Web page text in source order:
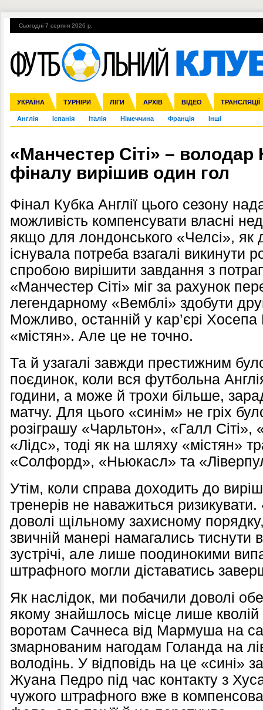
Сьогодні 7 серпня 2026 р.
УКРАЇНА ТУРНІРИ ЛІГИ АРХІВ ВІДЕО ТРАНСЛЯЦІЇ
Збірна Прем'єр-ліга Перша ліга Друга ліга Кубок України
Ліга чемпіонів Ліга Європи Міжнародні Ліга націй Ліга
Англія Іспанія Італія Німеччина Франція Інші
ЧС-2014 ЄВРО-2016 Росія Кубок конфедерацій ЧЄ-2015 (U-
Гарячі теми УПЛ, 1-й тур ВІЙНА УПЛ-ПЕРЕХОДИ
«Манчестер Сіті» – володар
фіналу вирішив один гол
Фінал Кубка Англії цього сезону
можливість компенсувати власні
якщо для лондонського «Челсі», як
існувала потреба взагалі викинути
спробою вирішити завдання з
«Манчестер Сіті» міг за рахунок
легендарному «Вемблі» здобути
Можливо, останній у кар’єрі Хосепа
«містян». Але це не точно.
Та й узагалі завжди престижним
поєдинок, коли вся футбольна
години, а може й трохи більше,
матчу. Для цього «синім» не гріх
розіграшу «Чарльтон», «Галл
«Лідс», тоді як на шляху «містян»
«Солфорд», «Ньюкасл» та
Утім, коли справа доходить до
тренерів не наважиться
доволі щільному захисному
звичній манері намагались тиснути
зустрічі, але лише поодинокими
штрафного могли діставатись
Як наслідок, ми побачили доволі
якому знайшлось місце лише кволій
воротам Сачнеса від Мармуша на
змарнованим нагодам Голанда на
володінь. У відповідь на це «сині»
Жуана Педро під час контакту з
чужого штрафного вже в